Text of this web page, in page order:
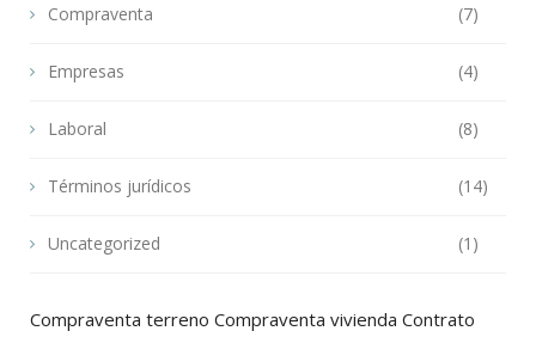
Compraventa (7)
Empresas (4)
Laboral (8)
Términos jurídicos (14)
Uncategorized (1)
Compraventa terreno Compraventa vivienda Contrato